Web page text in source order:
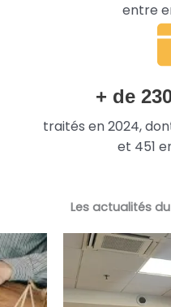
entre
+ de
traités en 2024,
et 451
Les actualités